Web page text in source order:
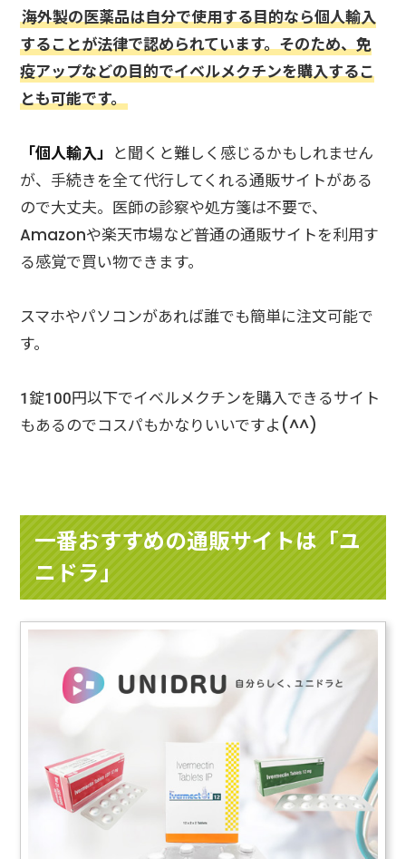
海外製の医薬品は自分で使用する目的なら個人輸入
することが法律で認められています。そのため、免
疫アップなどの目的でイベルメクチンを購入するこ
とも可能です。
「個人輸入」 と聞くと難しく感じるかもしれません
が、手続きを全て代行してくれる通販サイトがある
ので大丈夫。医師の診察や処方箋は不要で、
Amazonや楽天市場など普通の通販サイトを利用す
る感覚で買い物できます。
スマホやパソコンがあれば誰でも簡単に注文可能で
す。
1錠100円以下でイベルメクチンを購入できるサイト
もあるのでコスパもかなりいいですよ(^^)
一番おすすめの通販サイトは「ユ
ニドラ」